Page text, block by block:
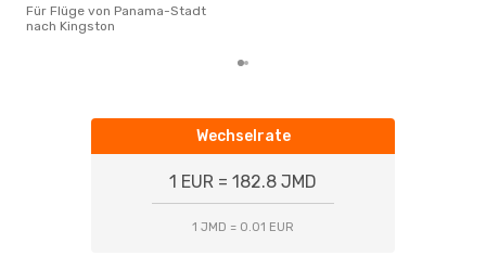
Für Flüge von Panama-Stadt
nach Kingston
Wechselrate
1 EUR = 182.8 JMD
1 JMD = 0.01 EUR